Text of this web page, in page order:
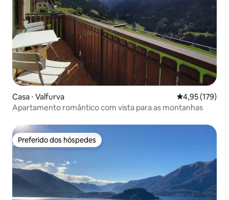
Casa ⋅ Valfurva 4,95 de uma
4,95 (179)
Apartamento romântico com vista para as montanhas
Preferido dos hóspedes
Preferido dos hóspedes